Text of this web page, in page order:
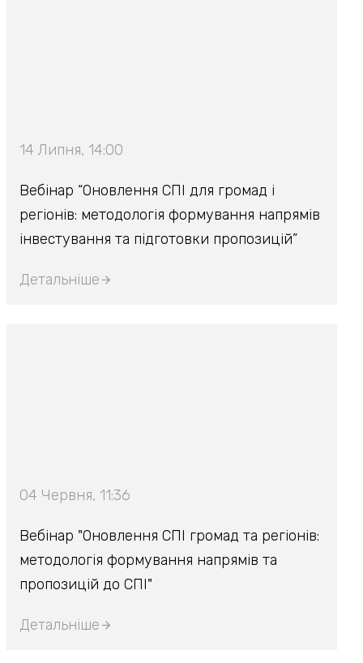
14 Липня, 14:00
Вебінар “Оновлення СПІ для громад і
регіонів: методологія формування напрямів
інвестування та підготовки пропозицій”
Детальніше
04 Червня, 11:36
Вебінар "Оновлення СПІ громад та регіонів:
методологія формування напрямів та
пропозицій до СПІ"
Детальніше